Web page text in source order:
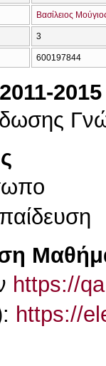
Βασίλειος
3
600197844
2015
https://
https://